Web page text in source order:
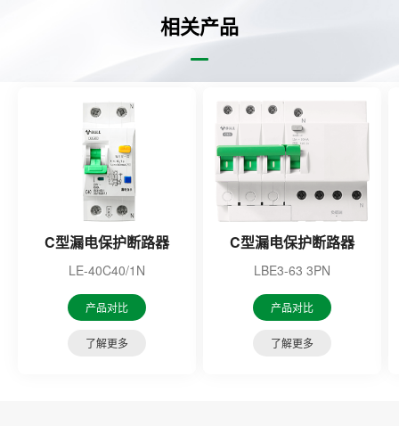
相关产品
C型漏电保护断路器
LE-40C40/1N
产品对比
了解更多
C型漏电保护断路器
LBE3-63 3PN
产品对比
了解更多